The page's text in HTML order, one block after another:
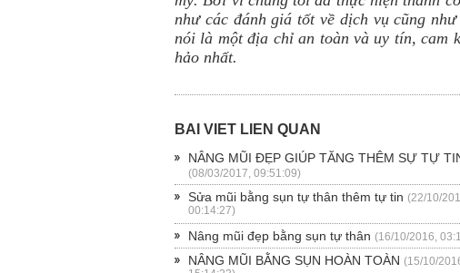
như các đánh giá tốt về dịch vụ cũng
nói là một địa chỉ an toàn và uy tín, cam
hảo nhất.
BÀI VIẾT LIÊN QUAN
NÂNG MŨI ĐẸP GIÚP TĂNG THÊM SỰ TỰ
(08/03/2017, 09:51:09)
Sửa mũi bằng sụn tự thân thêm tự tin (22/10/
00:14:27)
Nâng mũi đẹp bằng sụn tự thân (16/10/2016,
NÂNG MŨI BẰNG SỤN HOÀN TOÀN (15/10/